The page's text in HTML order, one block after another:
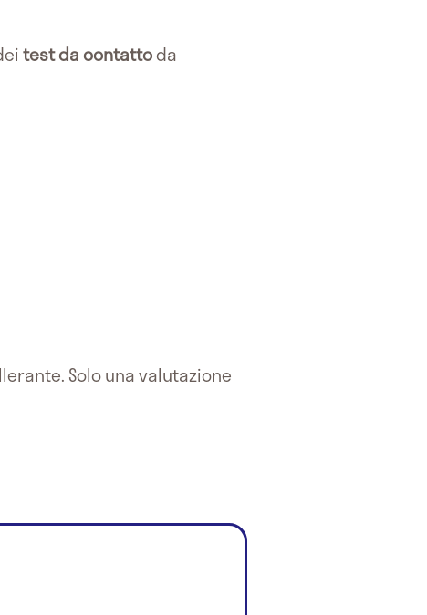
test da contattoda
Solo una valutazione